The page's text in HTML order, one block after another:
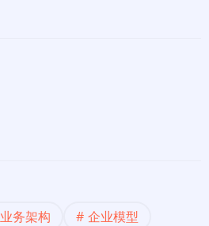
业务架构 企业模型